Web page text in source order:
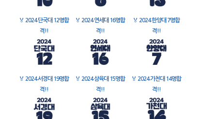
🏅 2024 단국대 12명합
격!!
🏅 2024 연세대 16명합
격!!
🏅 2024 한양대 7명합
격!!
🏅 2024 서경대 19명합
격!!
🏅 2024 삼육대 15명합
격!!
🏅 2024 가천대 14명합
격!!